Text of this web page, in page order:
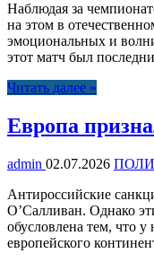
Наблюдая за
на этом в
эмоциональных и
этот матч был
Читать далее »
Европа
admin 02.07.2026
Антироссийские
О’Салливан. Однако
обусловлена тем, что
европейского